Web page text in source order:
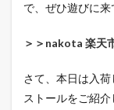
で、ぜひ遊びに来
＞＞nakota 楽天
さて、本日は入
ストールをご紹介